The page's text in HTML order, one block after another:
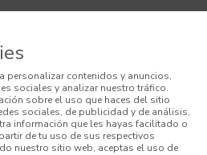
personalizar contenidos y anuncios,
sociales y analizar nuestro tráfico.
sobre el uso que haces del sitio
sociales, de publicidad y de análisis,
información que les hayas facilitado o
de tu uso de sus respectivos
nuestro sitio web, aceptas el uso de